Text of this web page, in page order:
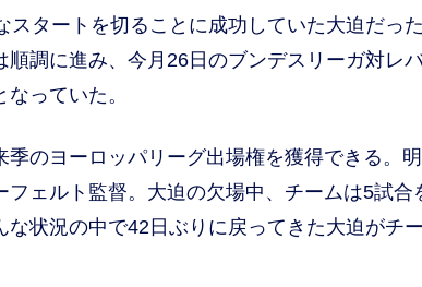
タートを切ることに成功していた大迫だっ
調に進み、今月26日のブンデスリーガ対レ
っていた。
季のヨーロッパリーグ出場権を獲得できる。
ェルト監督。大迫の欠場中、チームは5試合
状況の中で42日ぶりに戻ってきた大迫がチ